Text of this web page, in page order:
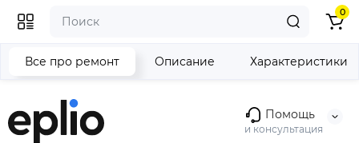
Помощь
и консультация
0
Все про ремонт Описание Характеристики